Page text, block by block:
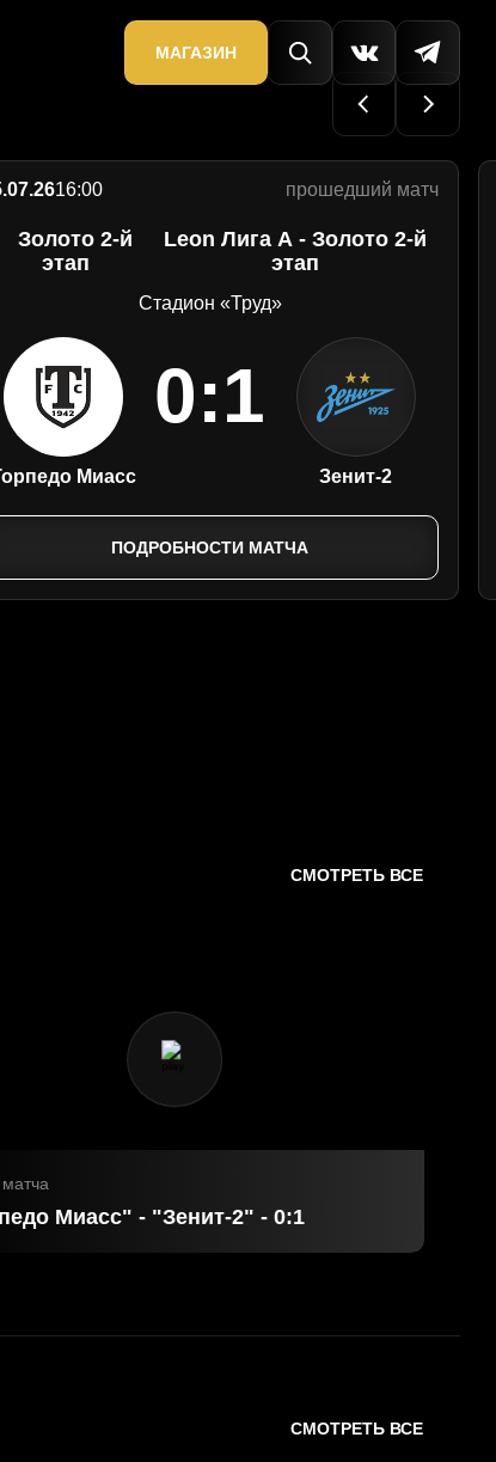
МАГАЗИН
16:00 прошедший матч
Leon Лига А - Золото 2-й
этап
Стадион «Труд»
Миасс
0:1
Зенит-2
ПОДРОБНОСТИ МАТЧА
СМОТРЕТЬ ВСЕ
Миасс" - "Зенит-2" - 0:1
СМОТРЕТЬ ВСЕ